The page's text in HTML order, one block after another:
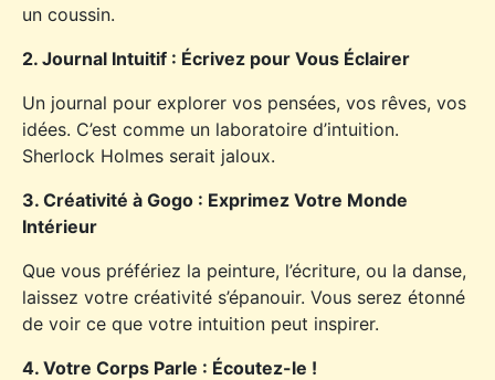
un coussin.
2. Journal Intuitif : Écrivez pour Vous Éclairer
Un journal pour explorer vos pensées, vos rêves, vos
idées. C’est comme un laboratoire d’intuition.
Sherlock Holmes serait jaloux.
3. Créativité à Gogo : Exprimez Votre Monde
Intérieur
Que vous préfériez la peinture, l’écriture, ou la danse,
laissez votre créativité s’épanouir. Vous serez étonné
de voir ce que votre intuition peut inspirer.
4. Votre Corps Parle : Écoutez-le !